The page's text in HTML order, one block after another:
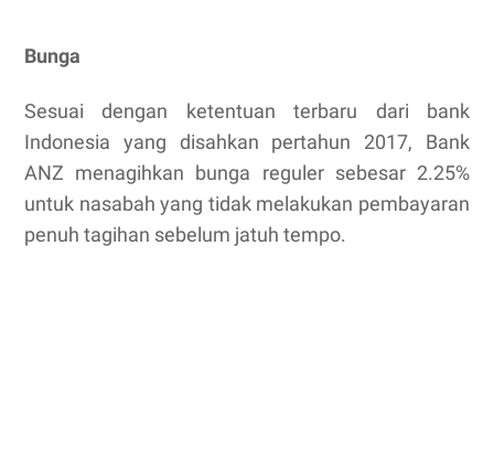
Bunga
Sesuai dengan ketentuan terbaru dari bank
Indonesia yang disahkan pertahun 2017, Bank
ANZ menagihkan bunga reguler sebesar 2.25%
untuk nasabah yang tidak melakukan pembayaran
penuh tagihan sebelum jatuh tempo.